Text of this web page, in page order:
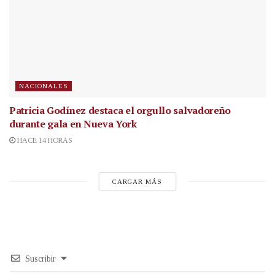
NACIONALES
Patricia Godínez destaca el orgullo salvadoreño
durante gala en Nueva York
HACE 14 HORAS
CARGAR MÁS
Suscribir